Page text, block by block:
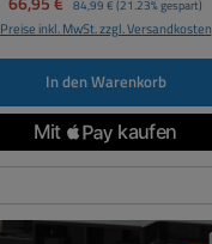
84,99 € (21.23% gespart)
Preise inkl. MwSt. zzgl. Versandkosten
In den Warenkorb